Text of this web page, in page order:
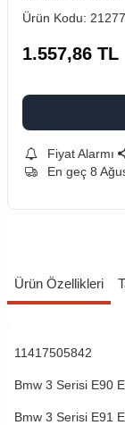
Ürün Kodu: 21277
1.557,86 TL
Fiyat Alarmı
En geç 8
Ürün Özellikleri
11417505842
Bmw 3 Serisi E90
Bmw 3 Serisi E91